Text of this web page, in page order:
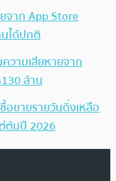
จาก App Store
ได้ปกติ
ความเสียหายจาก
ล้าน
อขายรายวันดิ่งเหลือ
ต้นปี 2026